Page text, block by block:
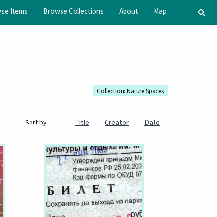
Items Browse Collections About Map
Collection: Nature Spaces
Sort by: Title Creator Date